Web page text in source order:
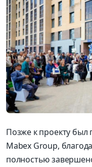
Позже к проекту был
Mabex Group,
полностью